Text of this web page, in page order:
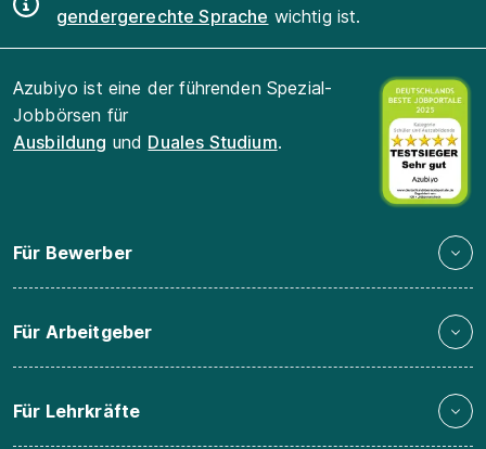
gendergerechte Sprache wichtig ist.
Azubiyo ist eine der führenden Spezial-
Jobbörsen für
Ausbildung und Duales Studium.
Für Bewerber
Für Arbeitgeber
Für Lehrkräfte